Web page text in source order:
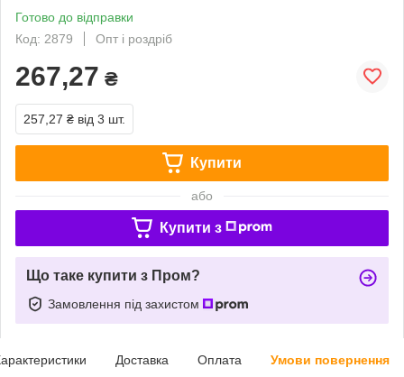
Готово до відправки
Код: 2879
Опт і роздріб
267,27 ₴
257,27 ₴ від 3 шт.
Купити
або
Купити з
Що таке купити з Пром?
Замовлення під захистом
Доставка Оплата Умови повернення